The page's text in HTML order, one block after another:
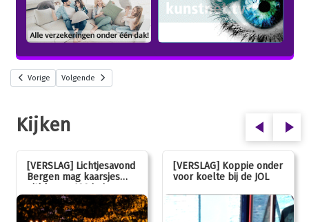
Vorige Volgende
Kijken
[VERSLAG] Lichtjesavond
Bergen mag kaarsjes
uitblazen: 100 jarig
jubileum!
[VERSLAG] Koppie onder
voor koelte bij de JOL